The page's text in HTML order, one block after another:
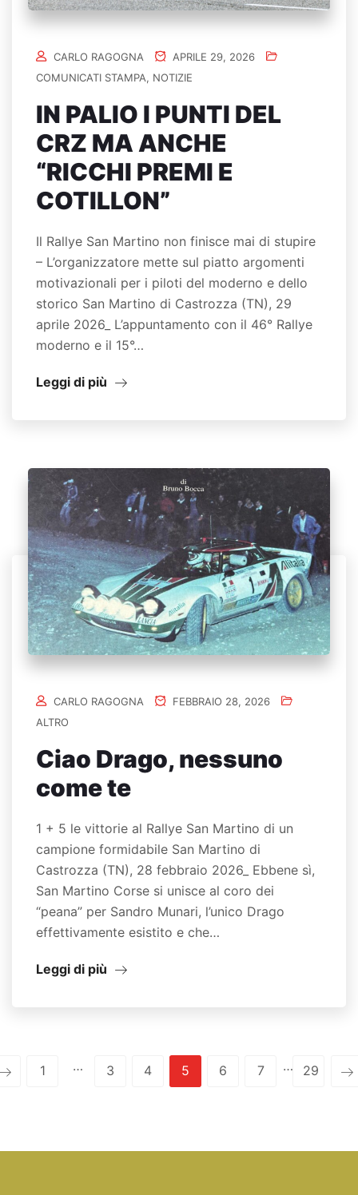
CARLO RAGOGNA
APRILE 29, 2026
COMUNICATI STAMPA, NOTIZIE
IN PALIO I PUNTI DEL
CRZ MA ANCHE
“RICCHI PREMI E
COTILLON”
Il Rallye San Martino non finisce mai di stupire
– L’organizzatore mette sul piatto argomenti
motivazionali per i piloti del moderno e dello
storico San Martino di Castrozza (TN), 29
aprile 2026_ L’appuntamento con il 46° Rallye
moderno e il 15°…
Leggi di più
CARLO RAGOGNA
FEBBRAIO 28, 2026
ALTRO
Ciao Drago, nessuno
come te
1 + 5 le vittorie al Rallye San Martino di un
campione formidabile San Martino di
Castrozza (TN), 28 febbraio 2026_ Ebbene sì,
San Martino Corse si unisce al coro dei
“peana” per Sandro Munari, l’unico Drago
effettivamente esistito e che…
Leggi di più
1 … 3 4 5 6 7 … 29